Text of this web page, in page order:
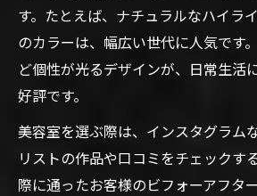
す。たとえば、ナチュラルなハイラ
のカラーは、幅広い世代に人気です
ど個性が光るデザインが、日常生活
好評です。
美容室を選ぶ際は、インスタグラム
リストの作品や口コミをチェックす
際に通ったお客様のビフォーアフタ